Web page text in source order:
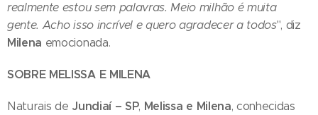
realmente estou sem palavras. Meio milhão é muita
gente. Acho isso incrível e quero agradecer a todos", diz
Milena emocionada.
SOBRE MELISSA E MILENA
Naturais de Jundiaí – SP, Melissa e Milena, conhecidas